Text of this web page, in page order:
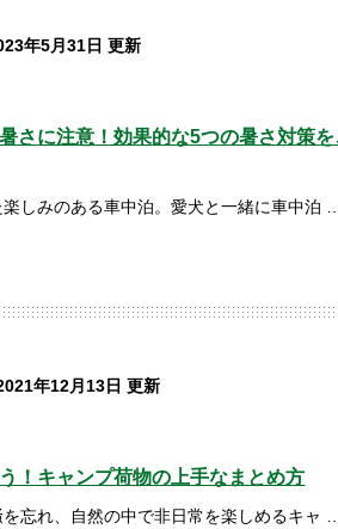
年5月31日 更新
さに注意！効果的な5つの暑さ対策
楽しみのある車中泊。愛犬と一緒に車中泊
年12月13日 更新
！キャンプ荷物の上手なまとめ方
忘れ、自然の中で非日常を楽しめるキャ